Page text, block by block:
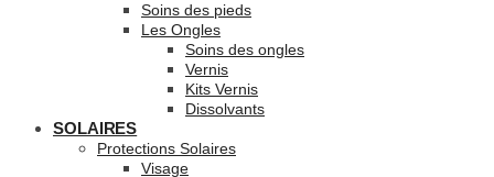
Soins des pieds
Les Ongles
Soins des ongles
Vernis
Kits Vernis
Dissolvants
SOLAIRES
Protections Solaires
Visage